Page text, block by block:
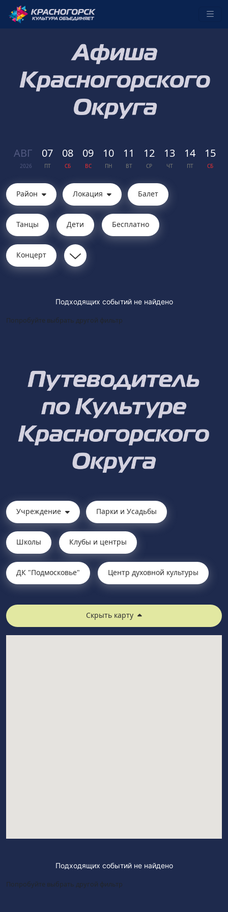
АВГ
2026
07
ПТ
08
СБ
09
ВС
10
ПН
11
ВТ
12
СР
13
ЧТ
14
ПТ
15
СБ
Район Локация Балет
Танцы Дети Бесплатно
Концерт
Подходящих событий не найдено
Попробуйте выбрать другой фильтр
Учреждение Парки и Усадьбы
Школы Клубы и центры
ДК "Подмосковье" Центр духовной культуры
Скрыть карту
Подходящих событий не найдено
Попробуйте выбрать другой фильтр